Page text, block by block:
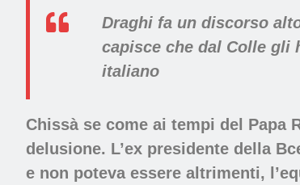
Draghi fa un discorso
capisce che dal Colle gli
italiano
Chissà se come ai tempi del
delusione. L’ex presidente della
e non poteva essere altrimenti,